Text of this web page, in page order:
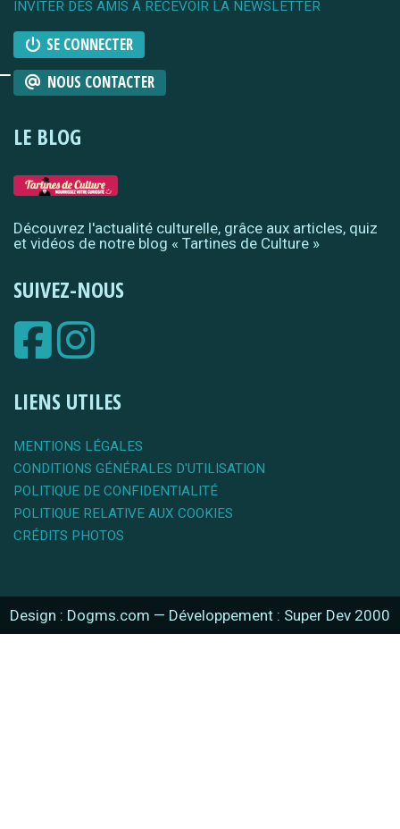
INVITER DES AMIS À RECEVOIR LA NEWSLETTER
SE CONNECTER
NOUS CONTACTER
LE BLOG
Découvrez l'actualité culturelle, grâce aux articles, quiz
et vidéos de notre blog « Tartines de Culture »
SUIVEZ-NOUS
LIENS UTILES
MENTIONS LÉGALES
CONDITIONS GÉNÉRALES D'UTILISATION
POLITIQUE DE CONFIDENTIALITÉ
POLITIQUE RELATIVE AUX COOKIES
CRÉDITS PHOTOS
Design : Dogms.com — Développement : Super Dev 2000